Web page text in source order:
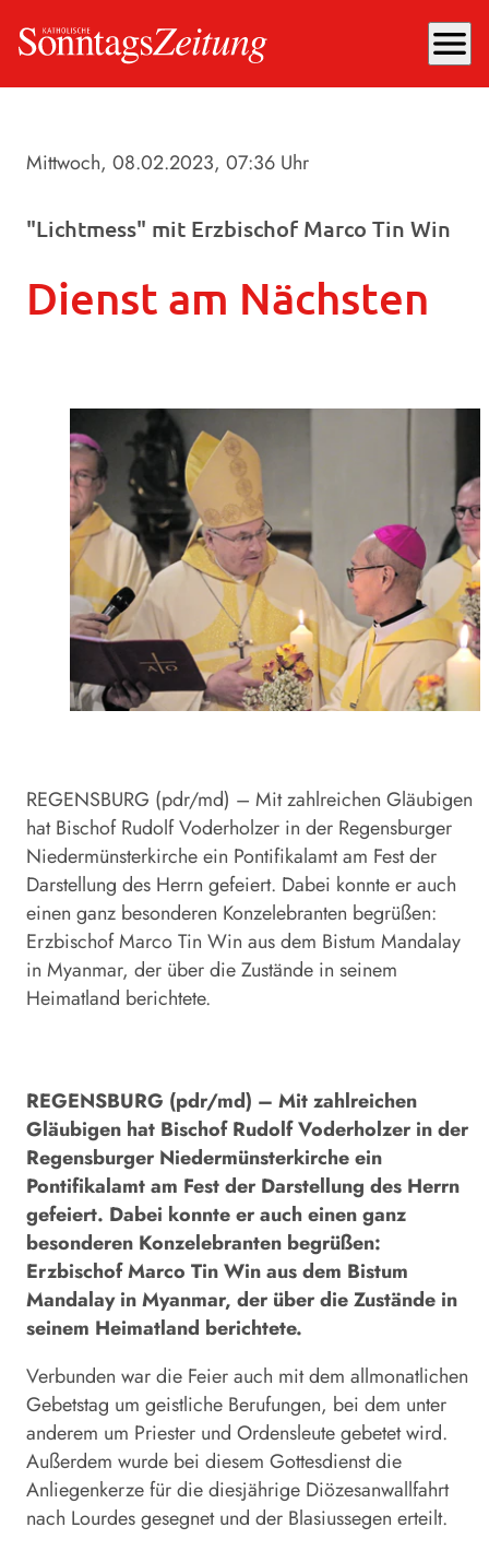
menu
Mittwoch, 08.02.2023, 07:36 Uhr
"Lichtmess" mit Erzbischof Marco Tin Win
Dienst am Nächsten
REGENSBURG (pdr/md) – Mit zahlreichen Gläubigen
hat Bischof Rudolf Voderholzer in der Regensburger
Niedermünsterkirche ein Pontifikalamt am Fest der
Darstellung des Herrn gefeiert. Dabei konnte er auch
einen ganz besonderen Konzelebranten begrüßen:
Erzbischof Marco Tin Win aus dem Bistum Mandalay
in Myanmar, der über die Zustände in seinem
Heimatland berichtete.
REGENSBURG (pdr/md) – Mit zahlreichen
Gläubigen hat Bischof Rudolf Voderholzer in der
Regensburger Niedermünsterkirche ein
Pontifikalamt am Fest der Darstellung des Herrn
gefeiert. Dabei konnte er auch einen ganz
besonderen Konzelebranten begrüßen:
Erzbischof Marco Tin Win aus dem Bistum
Mandalay in Myanmar, der über die Zustände in
seinem Heimatland berichtete.
Verbunden war die Feier auch mit dem allmonatlichen
Gebetstag um geistliche Berufungen, bei dem unter
anderem um Priester und Ordensleute gebetet wird.
Außerdem wurde bei diesem Gottesdienst die
Anliegenkerze für die diesjährige Diözesanwallfahrt
nach Lourdes gesegnet und der Blasiussegen erteilt.